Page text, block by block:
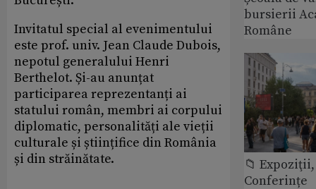
Invitatul special al evenimentului
este prof. univ. Jean Claude Dubois,
nepotul generalului Henri
Berthelot. Și-au anunțat
participarea reprezentanți ai
statului român, membri ai corpului
diplomatic, personalități ale vieții
culturale și științifice din România
și din străinătate.
bursierii
Române
📁
Conferințe